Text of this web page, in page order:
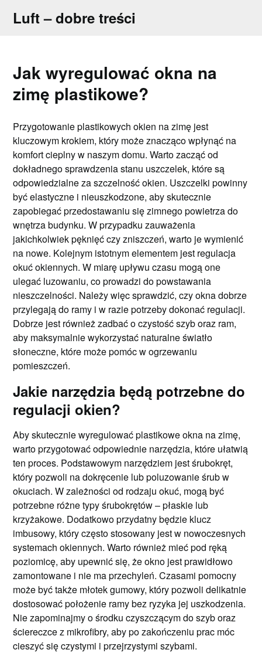
Luft – dobre treści
Jak wyregulować okna na
zimę plastikowe?
Przygotowanie plastikowych okien na zimę jest
kluczowym krokiem, który może znacząco wpłynąć na
komfort cieplny w naszym domu. Warto zacząć od
dokładnego sprawdzenia stanu uszczelek, które są
odpowiedzialne za szczelność okien. Uszczelki powinny
być elastyczne i nieuszkodzone, aby skutecznie
zapobiegać przedostawaniu się zimnego powietrza do
wnętrza budynku. W przypadku zauważenia
jakichkolwiek pęknięć czy zniszczeń, warto je wymienić
na nowe. Kolejnym istotnym elementem jest regulacja
okuć okiennych. W miarę upływu czasu mogą one
ulegać luzowaniu, co prowadzi do powstawania
nieszczelności. Należy więc sprawdzić, czy okna dobrze
przylegają do ramy i w razie potrzeby dokonać regulacji.
Dobrze jest również zadbać o czystość szyb oraz ram,
aby maksymalnie wykorzystać naturalne światło
słoneczne, które może pomóc w ogrzewaniu
pomieszczeń.
Jakie narzędzia będą potrzebne do
regulacji okien?
Aby skutecznie wyregulować plastikowe okna na zimę,
warto przygotować odpowiednie narzędzia, które ułatwią
ten proces. Podstawowym narzędziem jest śrubokręt,
który pozwoli na dokręcenie lub poluzowanie śrub w
okuciach. W zależności od rodzaju okuć, mogą być
potrzebne różne typy śrubokrętów – płaskie lub
krzyżakowe. Dodatkowo przydatny będzie klucz
imbusowy, który często stosowany jest w nowoczesnych
systemach okiennych. Warto również mieć pod ręką
poziomicę, aby upewnić się, że okno jest prawidłowo
zamontowane i nie ma przechyleń. Czasami pomocny
może być także młotek gumowy, który pozwoli delikatnie
dostosować położenie ramy bez ryzyka jej uszkodzenia.
Nie zapominajmy o środku czyszczącym do szyb oraz
ściereczce z mikrofibry, aby po zakończeniu prac móc
cieszyć się czystymi i przejrzystymi szybami.